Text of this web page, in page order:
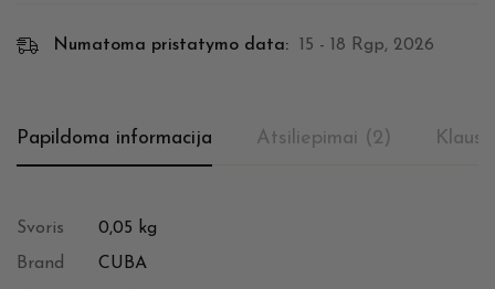
Numatoma pristatymo data: 15 - 18 Rgp, 2026
Papildoma informacija Atsiliepimai (2)
Svoris
0,05 kg
Brand
CUBA